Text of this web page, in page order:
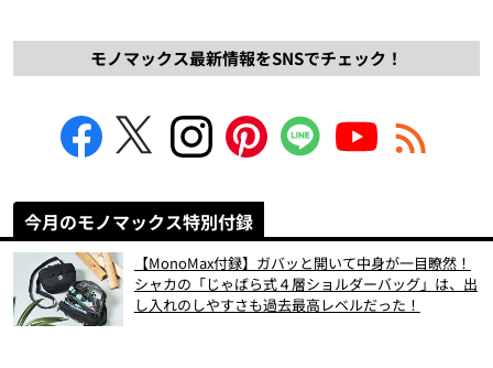
モノマックス最新情報をSNSでチェック！
今月のモノマックス特別付録
【MonoMax付録】ガバッと開いて中身が一目瞭然！
シャカの「じゃばら式４層ショルダーバッグ」は、出
し入れのしやすさも過去最高レベルだった！